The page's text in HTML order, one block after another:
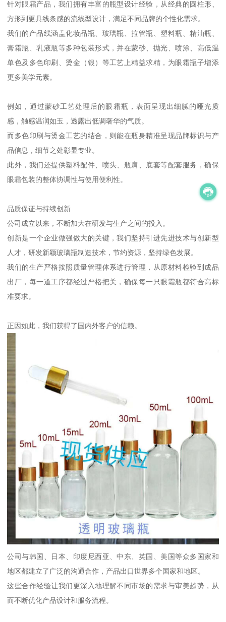
针对眼霜产品，我们拥有丰富的瓶型设计经验，从经典的圆柱形、
方形到更具线条感的流线型设计，满足不同品牌的个性化需求。
我们的产品线涵盖化妆品瓶、玻璃瓶、拉管瓶、塑料瓶、精油瓶、
膏霜瓶、乳液瓶等多种包装形式，并在蒙砂、抛光、喷涂、高低温
单色及多色印刷、烫金（银）等工艺上精益求精，为眼霜瓶子增添
更多美学元素。
例如，通过蒙砂工艺处理后的眼霜瓶，表面呈现出细腻的哑光质
感，触感温润如玉，透露出低调奢华的气质。
而多色印刷与烫金工艺的结合，则能在瓶身精准呈现品牌标识与产
品信息，细节之处彰显专业。
此外，我们还提供塑料配件、喷头、瓶肩、底套等配套服务，确保
眼霜包装的整体协调性与使用便利性。
品质保证与持续创新
公司成立以来，不断加大在研发与生产之间的投入。
创新是一个企业做强做大的关键，我们坚持引进先进技术与创新型
人才，研发新颖玻璃瓶制造技术，节约资源，坚持绿色发展。
我们的生产严格按照质量管理体系进行管理，从原材料检验到成品
出厂，每一道工序都经过严格把关，确保每一只眼霜瓶都符合高标
准要求。
正因如此，我们获得了国内外客户的信赖。
公司与韩国、日本、印度尼西亚、中东、英国、美国等众多国家和
地区都建立了广泛的沟通合作，产品出口世界多个国家和地区。
这些合作经验让我们更深入地理解不同市场的需求与审美趋势，从
而不断优化产品设计和服务流程。